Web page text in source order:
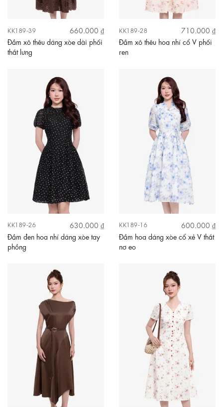
KK189-39
660.000 ₫
Đầm xô thêu dáng xòe dài phối
thắt lưng
KK189-28
710.000 ₫
Đầm xô thêu hoa nhí cổ V phối
ren
KK189-26
630.000 ₫
Đầm đen hoa nhí dáng xòe tay
phồng
KK189-16
600.000 ₫
Đầm hoa dáng xòe cổ xẻ V thắt
nơ eo